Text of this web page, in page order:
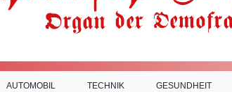
AUTOMOBIL TECHNIK GESUNDHEIT